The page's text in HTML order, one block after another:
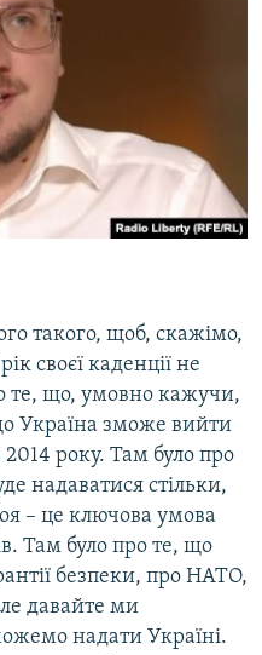
такого, щоб, скажімо,
своєї каденції не
те, що, умовно кажучи,
Україна зможе вийти
2014 року. Там було про
надаватися стільки,
– це ключова умова
Там було про те, що
безпеки, про НАТО,
давайте ми
надати Україні.